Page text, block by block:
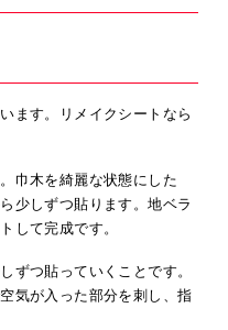
ます。リメイクシートなら
巾木を綺麗な状態にした
少しずつ貼ります。地ベラ
して完成です。
ずつ貼っていくことです。
気が入った部分を刺し、指